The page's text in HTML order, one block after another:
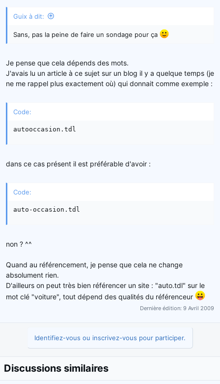
Guix à dit:
Sans, pas la peine de faire un sondage pour ça
Je pense que cela dépends des mots.
J'avais lu un article à ce sujet sur un blog il y a quelque temps (je
ne me rappel plus exactement où) qui donnait comme exemple :
Code:
autooccasion.tdl
dans ce cas présent il est préférable d'avoir :
Code:
auto-occasion.tdl
non ? ^^
Quand au référencement, je pense que cela ne change
absolument rien.
D'ailleurs on peut très bien référencer un site : "auto.tdl" sur le
mot clé "voiture", tout dépend des qualités du référenceur
Dernière édition: 9 Avril 2009
Identifiez-vous ou inscrivez-vous pour participer.
Discussions similaires